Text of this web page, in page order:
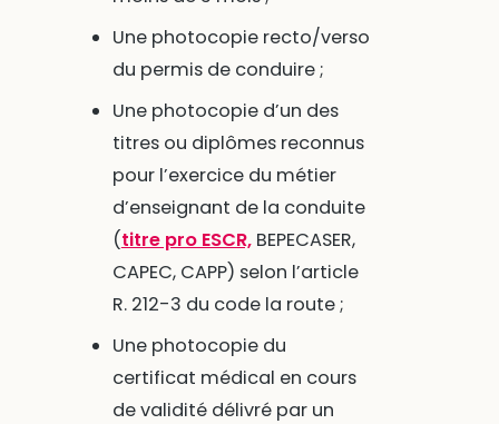
Une photocopie recto/verso
du permis de conduire ;
Une photocopie d’un des
titres ou diplômes reconnus
pour l’exercice du métier
d’enseignant de la conduite
(titre pro ESCR,BEPECASER,
CAPEC, CAPP) selon l’article
R. 212-3 du code la route ;
Une photocopie du
certificat médical en cours
de validité délivré par un